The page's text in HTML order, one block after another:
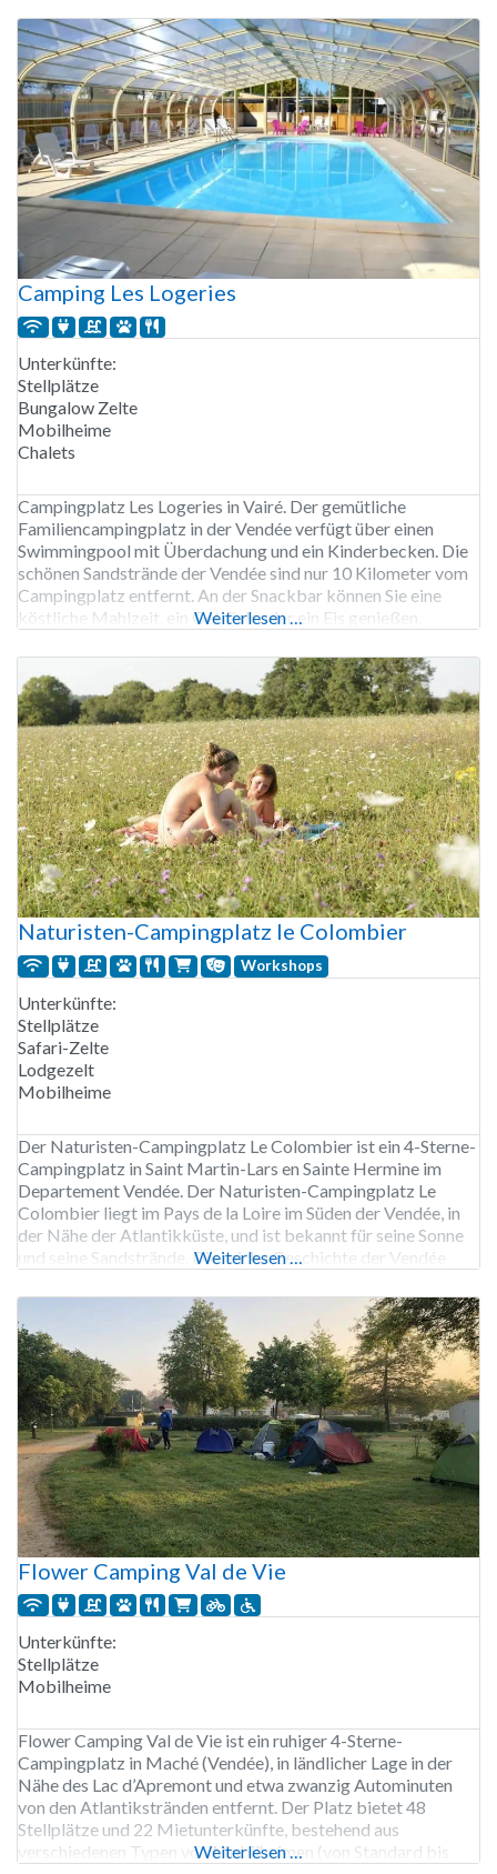
geöffnet. Für den Wasserspaß gibt
Camping Les Logeries
Unterkünfte:
Stellplätze
Bungalow Zelte
Mobilheime
Chalets
Campingplatz Les Logeries in Vairé. Der gemütliche
Familiencampingplatz in der Vendée verfügt über einen
Swimmingpool mit Überdachung und ein Kinderbecken. Die
schönen Sandstrände der Vendée sind nur 10 Kilometer vom
Campingplatz entfernt. An der Snackbar können Sie eine
köstliche Mahlzeit, ein Getränk oder ein Eis genießen.
Spielplatz mit Hüpfburg und einen Angelteich. Baby-Pakete
Weiterlesen …
Naturisten-Campingplatz le Colombier
Workshops
Unterkünfte:
Stellplätze
Safari-Zelte
Lodgezelt
Mobilheime
Der Naturisten-Campingplatz Le Colombier ist ein 4-Sterne-
Campingplatz in Saint Martin-Lars en Sainte Hermine im
Departement Vendée. Der Naturisten-Campingplatz Le
Colombier liegt im Pays de la Loire im Süden der Vendée, in
der Nähe der Atlantikküste, und ist bekannt für seine Sonne
und seine Sandstrände. Die reiche Geschichte der Vendée
Unser beheiztes Schwimmbad
Weiterlesen …
Flower Camping Val de Vie
Unterkünfte:
Stellplätze
Mobilheime
Flower Camping Val de Vie ist ein ruhiger 4-Sterne-
Campingplatz in Maché (Vendée), in ländlicher Lage in der
Nähe des Lac d’Apremont und etwa zwanzig Autominuten
von den Atlantikstränden entfernt. Der Platz bietet 48
Stellplätze und 22 Mietunterkünfte, bestehend aus
verschiedenen Typen von Mobilheimen (von Standard bis
Weiterlesen …